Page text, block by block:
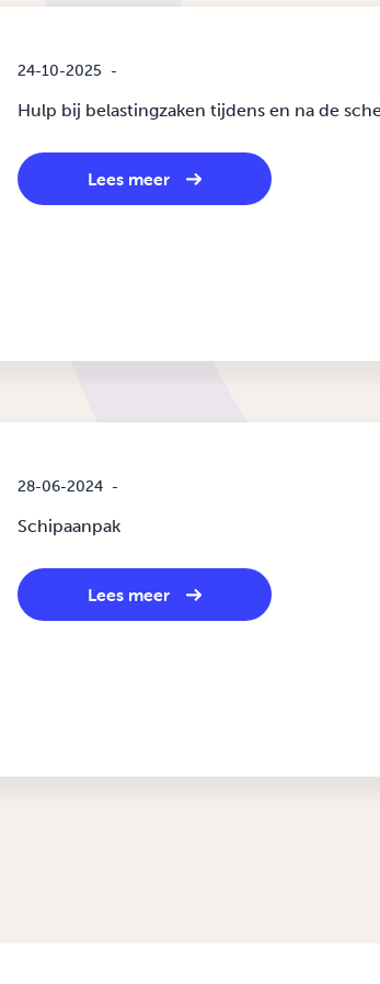
24-10-2025 -
Hulp bij belastingzaken tijdens en na de
Lees meer
28-06-2024 -
Schipaanpak
Lees meer